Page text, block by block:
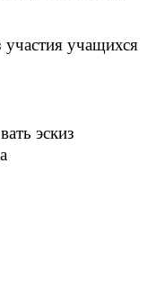
участия учащихся
эскиз